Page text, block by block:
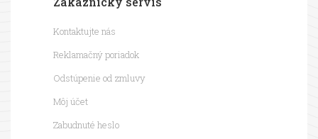
Kontaktujte nás
Reklamačný poriadok
Odstúpenie od zmluvy
Môj účet
Zabudnuté heslo